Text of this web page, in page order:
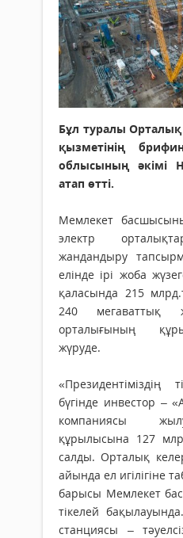
Бұл туралы
қызметінің
облысының әкімі
атап өтті.
Мемлекет
электр
жандандыру
елінде ірі жоба
қаласында 215
240 мегаваттық
орталығының
жүруде.
«Президентіміздің
бүгінде инвестор –
компаниясы
құрылысына 127
салды. Орталық
айында ел игілігіне
барысы Мемлекет
тікелей
станциясы –